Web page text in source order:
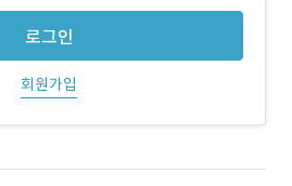
로그인
회원가입